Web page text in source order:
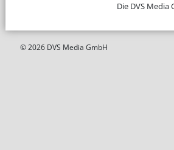
Die DVS
© 2026 DVS Media GmbH